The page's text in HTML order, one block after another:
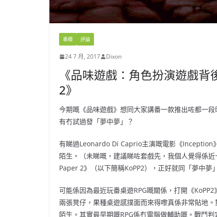
專欄 評論
24 7 月, 2017 Dixon
《品味遊戲：角色扮演遊戲
2》
今期嘅《品味遊戲》想同大家講番一款推出咗都一
有冇試過發「夢中夢」？
有睇過Leonardo Di Caprio主演嘅電影《Inception
陌生。（未睇嘅，建議睇咗套戲先，我個人覺得係
Paper 2》（以下簡稱KoPP2），正好就同「夢中
可能係因為最近玩番桌遊RPG嘅關係，打開《
兩張凳仔，果種桌遊感撲面而來得嚟真係非常貼地
陌生。其實最早期嘅RPG係冇電腦做輔助嘅。戰鬥